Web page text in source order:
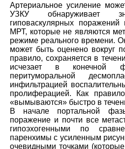
Артериальное усиление
УЗКУ обнаруживает
гиповаскулярных
МРТ, которые не являются
режиме реального времени.
может быть оценено вокруг
правило, сохраняется в
исчезает в конечной
перитуморальной
инфильтрацией
пролиферацией. Как
«вымываются» быстро в
В начале портальной
поражение и почти все
гипоэхогенными по
паренхимы с усиленным
очевидными точками